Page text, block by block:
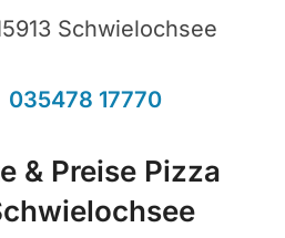
Schwielochsee
035478 17770
& Preise Pizza